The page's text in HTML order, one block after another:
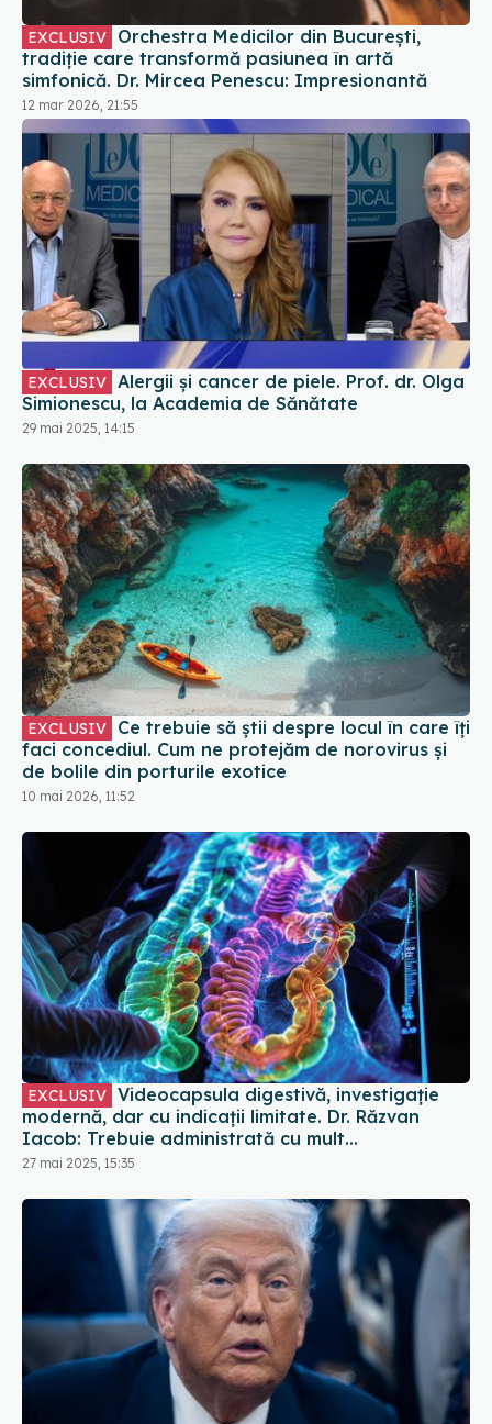
EXCLUSIV
tradiție care transformă pasiunea în artă
simfonică. Dr. Mircea Penescu: Impresionantă
12 mar 2026, 21:55
EXCLUSIV
Simionescu, la Academia de Sănătate
29 mai 2025, 14:15
EXCLUSIV
faci concediul. Cum ne protejăm de norovirus și
de bolile din porturile exotice
10 mai 2026, 11:52
EXCLUSIV
modernă, dar cu indicații limitate. Dr. Răzvan
Iacob: Trebuie administrată cu mult
discernământ
27 mai 2025, 15:35